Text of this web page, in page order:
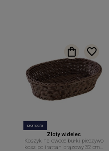
promocja
Złoty widelec
Koszyk na owoce bułki pieczywo
kosz polirattan brązowy 32 cm x